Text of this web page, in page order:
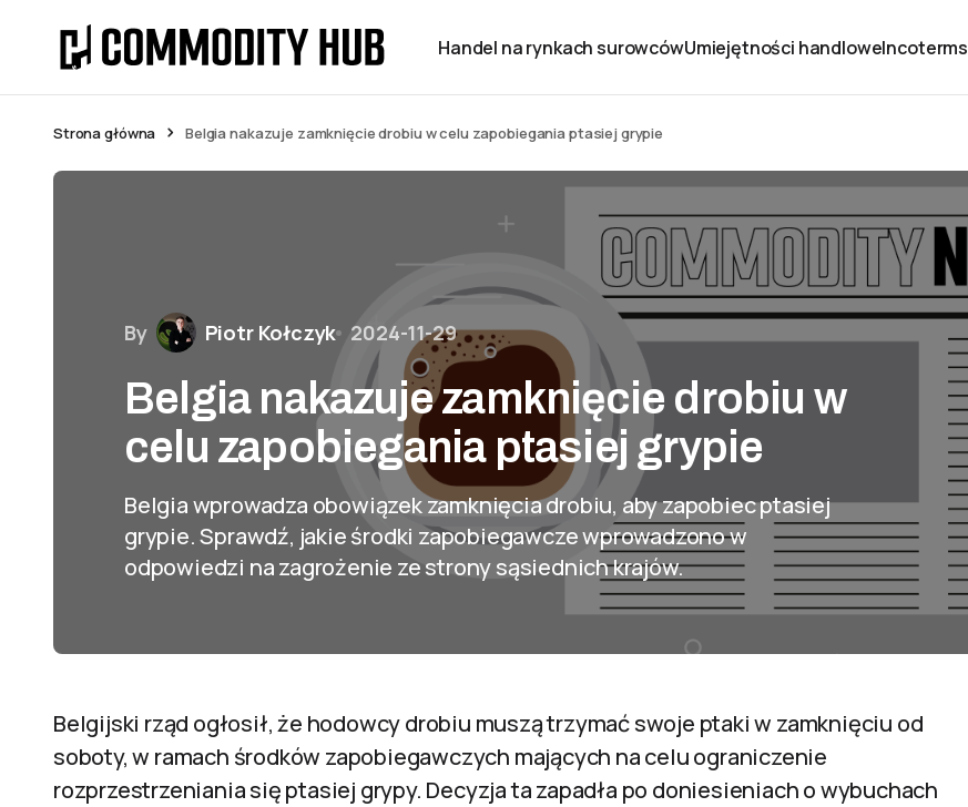
Handel na rynkach surowcówUmiejętności handloweIncoterms
Strona główna Belgia nakazuje zamknięcie drobiu w celu zapobiegania ptasiej grypie
By Piotr Kołczyk 2024-11-29
Belgia nakazuje zamknięcie drobiu w
celu zapobiegania ptasiej grypie
Belgia wprowadza obowiązek zamknięcia drobiu, aby zapobiec ptasiej
grypie. Sprawdź, jakie środki zapobiegawcze wprowadzono w
odpowiedzi na zagrożenie ze strony sąsiednich krajów.
Belgijski rząd ogłosił, że hodowcy drobiu muszą trzymać swoje ptaki w zamknięciu od
soboty, w ramach środków zapobiegawczych mających na celu ograniczenie
rozprzestrzeniania się ptasiej grypy. Decyzja ta zapadła po doniesieniach o wybuchach